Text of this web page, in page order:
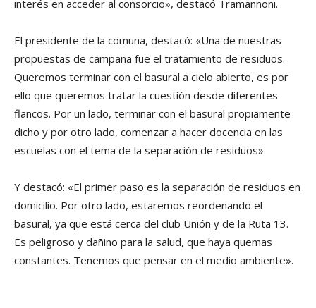
interés en acceder al consorcio», destacó Tramannoni.
El presidente de la comuna, destacó: «Una de nuestras
propuestas de campaña fue el tratamiento de residuos.
Queremos terminar con el basural a cielo abierto, es por
ello que queremos tratar la cuestión desde diferentes
flancos. Por un lado, terminar con el basural propiamente
dicho y por otro lado, comenzar a hacer docencia en las
escuelas con el tema de la separación de residuos».
Y destacó: «El primer paso es la separación de residuos en
domicilio. Por otro lado, estaremos reordenando el
basural, ya que está cerca del club Unión y de la Ruta 13.
Es peligroso y dañino para la salud, que haya quemas
constantes. Tenemos que pensar en el medio ambiente».